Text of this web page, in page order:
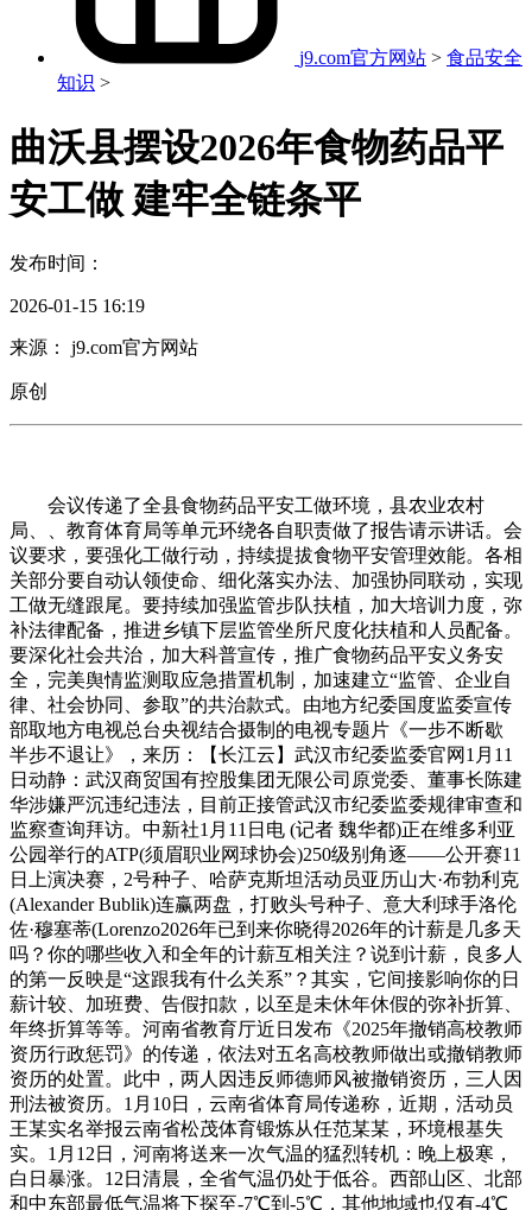
j9.com官方网站 > 食品安全
知识 >
曲沃县摆设2026年食物药品平
安工做 建牢全链条平
发布时间：
2026-01-15 16:19
来源： j9.com官方网站
原创
会议传递了全县食物药品平安工做环境，县农业农村
局、、教育体育局等单元环绕各自职责做了报告请示讲话。会
议要求，要强化工做行动，持续提拔食物平安管理效能。各相
关部分要自动认领使命、细化落实办法、加强协同联动，实现
工做无缝跟尾。要持续加强监管步队扶植，加大培训力度，弥
补法律配备，推进乡镇下层监管坐所尺度化扶植和人员配备。
要深化社会共治，加大科普宣传，推广食物药品平安义务安
全，完美舆情监测取应急措置机制，加速建立“监管、企业自
律、社会协同、参取”的共治款式。由地方纪委国度监委宣传
部取地方电视总台央视结合摄制的电视专题片《一步不断歇
半步不退让》，来历：【长江云】武汉市纪委监委官网1月11
日动静：武汉商贸国有控股集团无限公司原党委、董事长陈建
华涉嫌严沉违纪违法，目前正接管武汉市纪委监委规律审查和
监察查询拜访。中新社1月11日电 (记者 魏华都)正在维多利亚
公园举行的ATP(须眉职业网球协会)250级别角逐——公开赛11
日上演决赛，2号种子、哈萨克斯坦活动员亚历山大·布勃利克
(Alexander Bublik)连赢两盘，打败头号种子、意大利球手洛伦
佐·穆塞蒂(Lorenzo2026年已到来你晓得2026年的计薪是几多天
吗？你的哪些收入和全年的计薪互相关注？说到计薪，良多人
的第一反映是“这跟我有什么关系”？其实，它间接影响你的日
薪计较、加班费、告假扣款，以至是未休年休假的弥补折算、
年终折算等等。河南省教育厅近日发布《2025年撤销高校教师
资历行政惩罚》的传递，依法对五名高校教师做出或撤销教师
资历的处置。此中，两人因违反师德师风被撤销资历，三人因
刑法被资历。1月10日，云南省体育局传递称，近期，活动员
王某实名举报云南省松茂体育锻炼从任范某某，环境根基失
实。1月12日，河南将送来一次气温的猛烈转机：晚上极寒，
白日暴涨。12日清晨，全省气温仍处于低谷。西部山区、北部
和中东部最低气温将下探至-7℃到-5℃，其他地域也仅有-4℃